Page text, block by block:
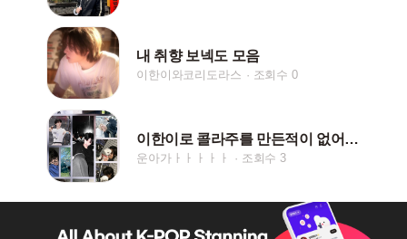
내 취향 보넥도 모음
이한이와코리도라스 조회수 0
이한이로 콜라주를 만든적이 없어서 산앤한으로 만들었어요
운아가ㅏㅏㅏㅏㅏ 조회수 3